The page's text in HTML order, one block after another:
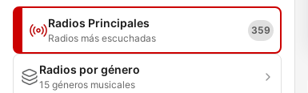
Radios Principales
Radios más escuchadas
359
Radios por género
15 géneros musicales